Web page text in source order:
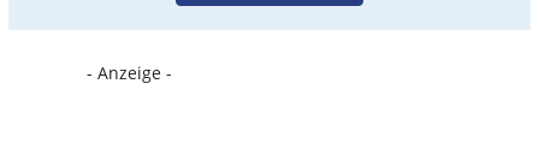
- Anzeige -